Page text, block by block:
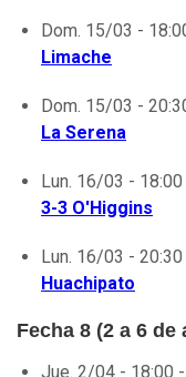
Dom. 15/03 -
Limache
Dom. 15/03 -
La Serena
Lun. 16/03 -
3-3 O'Higgins
Lun. 16/03 -
Huachipato
Fecha 8 (2 a 6 de
Jue. 2/04 - 18:00 -